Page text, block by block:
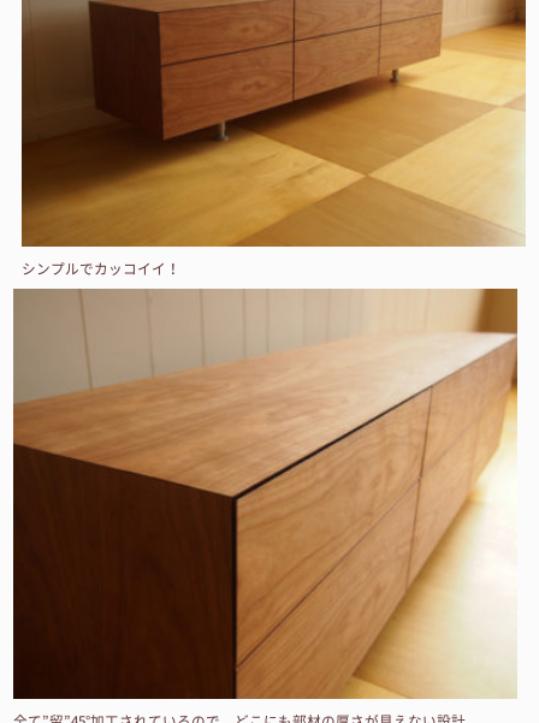
シンプルでカッコイイ！